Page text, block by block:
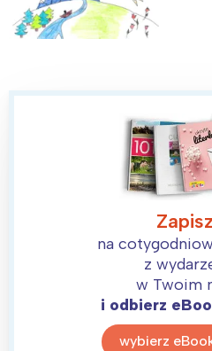
na
z
w Twoim
i odbierz
wybierz
Warszawa
Łódź
Wrocław